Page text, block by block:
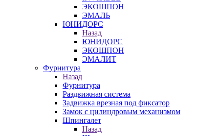
ЭКОШПОН
ЭМАЛЬ
ЮНИДОРС
Назад
ЮНИДОРС
ЭКОШПОН
ЭМАЛИТ
Фурнитура
Назад
Фурнитура
Раздвижная система
Задвижка врезная под фиксатор
Замок с цилиндровым механизмом
Шпингалет
Назад